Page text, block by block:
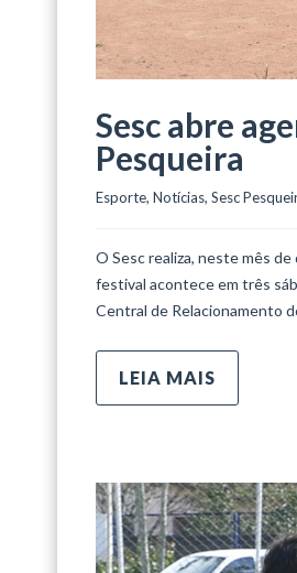
Sesc abre
Pesqueira
Esporte, Notícias, Sesc
O Sesc realiza, neste mês
festival acontece em três
Central de Relacionamento
LEIA MAIS